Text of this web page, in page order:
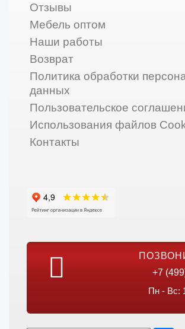
Отзывы
Мебель оптом
Наши работы
Возврат
Политика обработки
данных
Пользовательское
Использования файлов
Контакты
+7
Пн - Вс: